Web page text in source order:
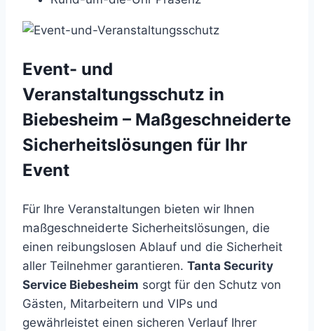
Event- und
Veranstaltungsschutz in
Biebesheim – Maßgeschneiderte
Sicherheitslösungen für Ihr
Event
Für Ihre Veranstaltungen bieten wir Ihnen
maßgeschneiderte Sicherheitslösungen, die
einen reibungslosen Ablauf und die Sicherheit
aller Teilnehmer garantieren. Tanta Security
Service Biebesheim sorgt für den Schutz von
Gästen, Mitarbeitern und VIPs und
gewährleistet einen sicheren Verlauf Ihrer